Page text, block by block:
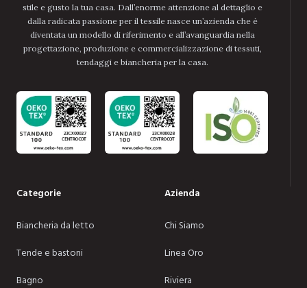
stile e gusto la tua casa. Dall’enorme attenzione al dettaglio e
dalla radicata passione per il tessile nasce un’azienda che è
diventata un modello di riferimento e all’avanguardia nella
progettazione, produzione e commercializzazione di tessuti,
tendaggi e biancheria per la casa.
Categorie
Biancheria da letto
Tende e bastoni
Bagno
Azienda
Chi Siamo
Linea Oro
Riviera